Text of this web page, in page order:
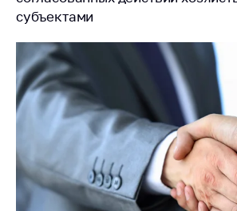
субъектами